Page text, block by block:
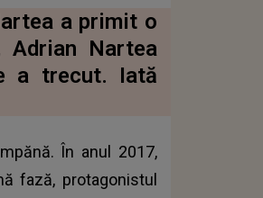
a primit o
Nartea
a trecut. Iată
În anul 2017,
fază, protagonistul